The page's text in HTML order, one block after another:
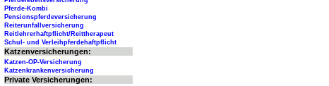
Pferde-Kombi
Pensionspferdeversicherung
Reiterunfallversicherung
Reitlehrerhaftpflicht/Reittherapeut
Schul- und Verleihpferdehaftpflicht
Katzenversicherungen:
Katzen-OP-Versicherung
Katzenkrankenversicherung
Private Versicherungen: